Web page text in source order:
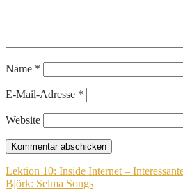
Name *
E-Mail-Adresse *
Website
Beitragsnavigation
Lektion 10: Inside Internet –
Björk: Selma Songs